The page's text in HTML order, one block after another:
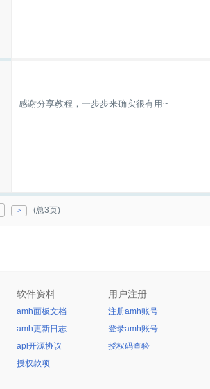
感谢分享教程，一步步来确实很有用~
> (总3页)
软件资料
amh面板文档
amh更新日志
apl开源协议
授权款项
用户注册
注册amh账号
登录amh账号
授权码查验